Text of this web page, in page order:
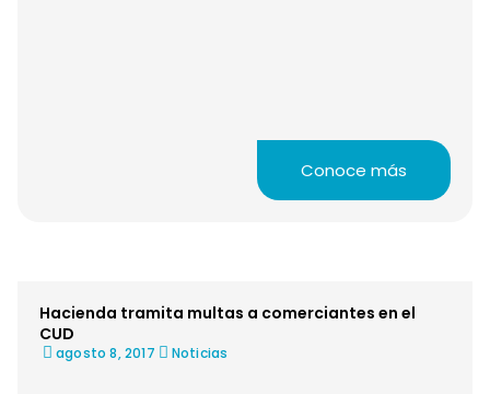
Conoce más
Hacienda tramita multas a comerciantes en el
CUD
agosto 8, 2017 Noticias